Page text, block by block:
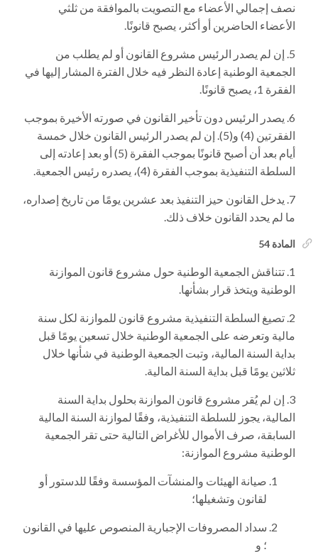
نصف إجمالي الأعضاء مع التصويت بالموافقة من ثلثي
الأعضاء الحاضرين أو أكثر، يصبح قانونًا.
إن لم يصدر الرئيس مشروع القانون أو لم يطلب من
الجمعية الوطنية إعادة النظر فيه خلال الفترة المشار إليها في
الفقرة 1، يصبح قانونًا.
يصدر الرئيس دون تأخير القانون في صورته الأخيرة بموجب
الفقرتين (4) و(5). إن لم يصدر الرئيس القانون خلال خمسة
أيام بعد أن أصبح قانونًا بموجب الفقرة (5) أو بعد إعادته إلى
السلطة التنفيذية بموجب الفقرة (4)، يصدره رئيس الجمعية.
يدخل القانون حيز التنفيذ بعد عشرين يومًا من تاريخ إصداره،
ما لم يحدد القانون خلاف ذلك.
المادة 54
تتناقش الجمعية الوطنية حول مشروع قانون الموازنة
الوطنية ويتخذ قرار بشأنها.
تصيغ السلطة التنفيذية مشروع قانون للموازنة لكل سنة
مالية وتعرضه على الجمعية الوطنية خلال تسعين يومًا قبل
بداية السنة المالية، وتبت الجمعية الوطنية في شأنها خلال
ثلاثين يومًا قبل بداية السنة المالية.
إن لم يُقر مشروع قانون الموازنة بحلول بداية السنة
المالية، يجوز للسلطة التنفيذية، وفقًا لموازنة السنة المالية
السابقة، صرف الأموال للأغراض التالية حتى تقر الجمعية
الوطنية مشروع الموازنة:
صيانة الهيئات والمنشآت المؤسسة وفقًا للدستور أو
لقانون وتشغيلها؛
سداد المصروفات الإجبارية المنصوص عليها في القانون
؛ و